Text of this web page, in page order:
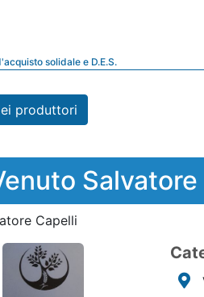
solidale e D.E.S.
produttori
Salvatore
Capelli